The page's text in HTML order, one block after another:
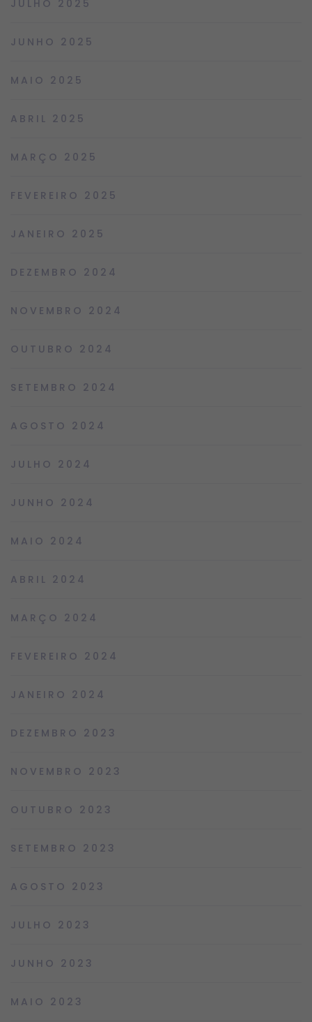
JULHO 2025
JUNHO 2025
MAIO 2025
ABRIL 2025
MARÇO 2025
FEVEREIRO 2025
JANEIRO 2025
DEZEMBRO 2024
NOVEMBRO 2024
OUTUBRO 2024
SETEMBRO 2024
AGOSTO 2024
JULHO 2024
JUNHO 2024
MAIO 2024
ABRIL 2024
MARÇO 2024
FEVEREIRO 2024
JANEIRO 2024
DEZEMBRO 2023
NOVEMBRO 2023
OUTUBRO 2023
SETEMBRO 2023
AGOSTO 2023
JULHO 2023
JUNHO 2023
MAIO 2023